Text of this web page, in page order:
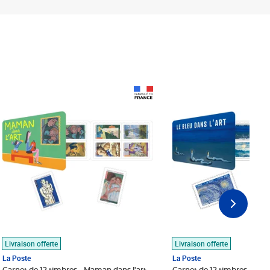
Livraison offerte
La Poste
Livraison offerte
La Poste